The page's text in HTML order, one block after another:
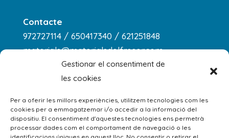
Gestionar el consentiment de
les cookies
Per a oferir les millors experiències, utilitzem tecnologies com les
cookies per a emmagatzemar i/o accedir a la informació del
dispositiu. El consentiment d'aquestes tecnologies ens permetrà
processar dades com el comportament de navegació o les
Contacte
972727114 / 650417340 / 621251848
materials@materialsdelfreser.com
dilluns a dijous
8:00 - 13:00 / 14:00 - 18:00